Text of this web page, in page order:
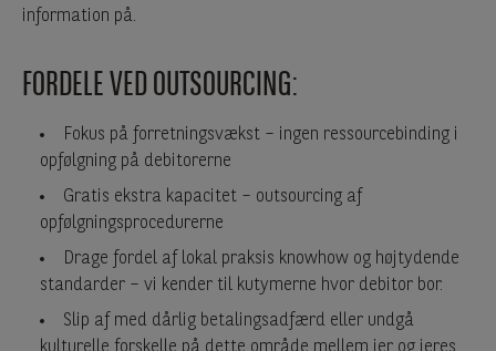
information på.
FORDELE VED OUTSOURCING:
Fokus på forretningsvækst – ingen ressourcebinding i
opfølgning på debitorerne
Gratis ekstra kapacitet – outsourcing af
opfølgningsprocedurerne
Drage fordel af lokal praksis knowhow og højtydende
standarder – vi kender til kutymerne hvor debitor bor.
Slip af med dårlig betalingsadfærd eller undgå
kulturelle forskelle på dette område mellem jer og jeres